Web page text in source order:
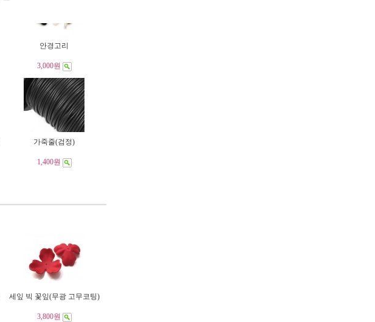
안경고리
3,000원
가죽줄(검정)
1,400원
세잎 빅 꽃잎(무광 고무코팅)
3,800원